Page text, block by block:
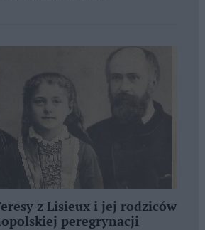
z Lisieux i jej rodziców
peregrynacji